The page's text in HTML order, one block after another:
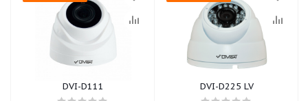
DVI-D111 DVI-D225 LV